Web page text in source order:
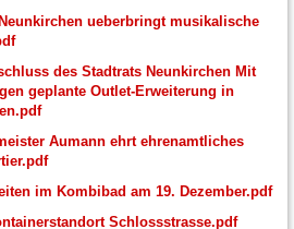
ueberbringt musikalische
des Stadtrats Neunkirchen Mit
geplante Outlet-Erweiterung in
Aumann ehrt ehrenamtliches
im Kombibad am 19. Dezember.pdf
Schlossstrasse.pdf